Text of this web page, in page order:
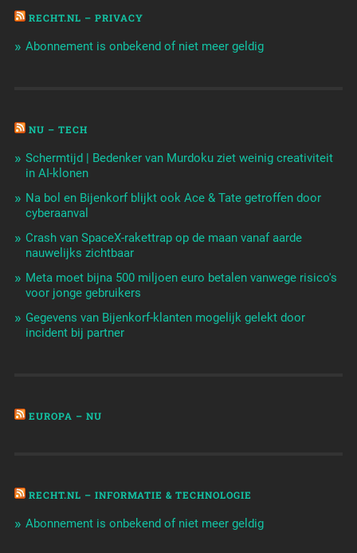
RECHT.NL – PRIVACY
Abonnement is onbekend of niet meer geldig
NU – TECH
Schermtijd | Bedenker van Murdoku ziet weinig creativiteit
in AI-klonen
Na bol en Bijenkorf blijkt ook Ace & Tate getroffen door
cyberaanval
Crash van SpaceX-rakettrap op de maan vanaf aarde
nauwelijks zichtbaar
Meta moet bijna 500 miljoen euro betalen vanwege risico's
voor jonge gebruikers
Gegevens van Bijenkorf-klanten mogelijk gelekt door
incident bij partner
EUROPA – NU
RECHT.NL – INFORMATIE & TECHNOLOGIE
Abonnement is onbekend of niet meer geldig